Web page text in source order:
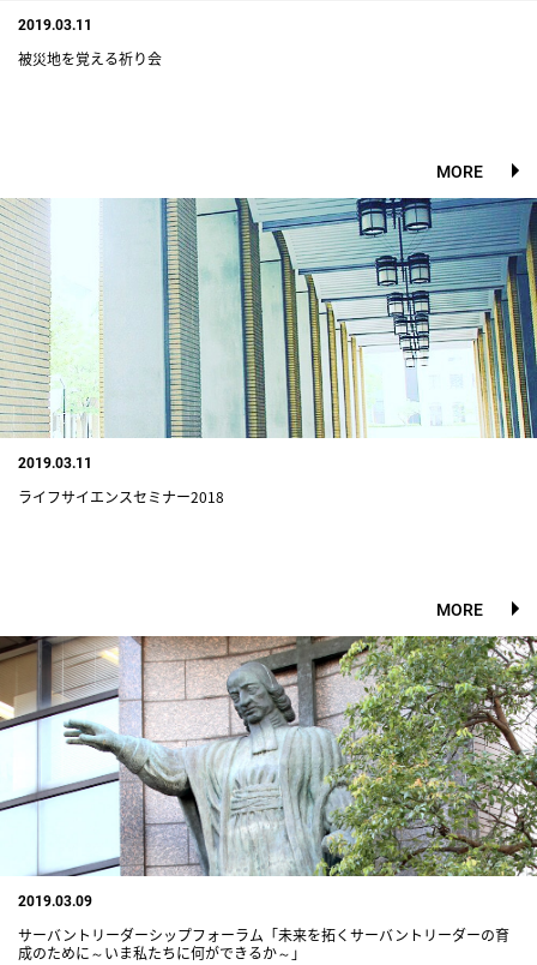
2019.03.11
被災地を覚える祈り会
MORE
2019.03.11
ライフサイエンスセミナー2018
MORE
2019.03.09
サーバントリーダーシップフォーラム「未来を拓くサーバントリーダーの育
成のために～いま私たちに何ができるか～」